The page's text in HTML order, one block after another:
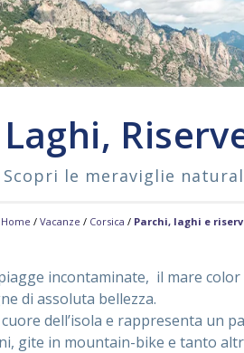
Scopri le meraviglie
Home / Vacanze / Corsica / Parchi, laghi e
incontaminate, il mare
di assoluta bellezza.
dell’isola e rappresenta un
gite in mountain-bike e tanto